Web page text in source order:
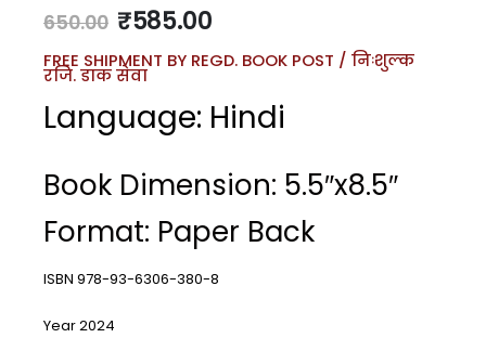
650.00 ₹585.00
FREE SHIPMENT BY REGD. BOOK POST / निःशुल्क
रजि. डाक सेवा
Language: Hindi
Book Dimension: 5.5″x8.5″
Format: Paper Back
ISBN 978-93-6306-380-8
Year 2024